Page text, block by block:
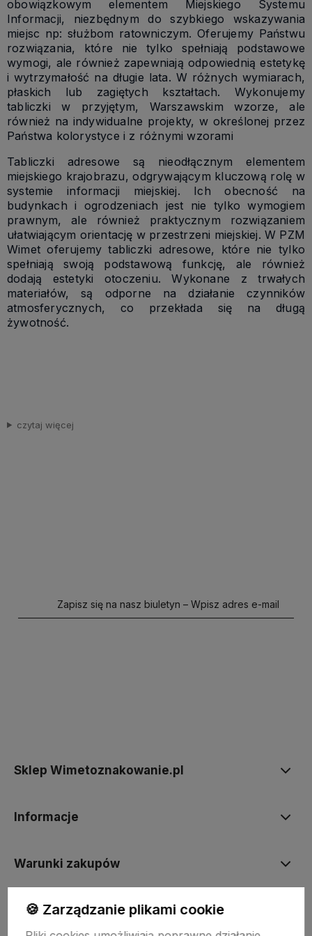
obowiązkowym elementem Miejskiego Systemu
Informacji, niezbędnym do szybkiego wskazywania
miejsc np: służbom ratowniczym. Oferujemy Państwu
rozwiązania, które nie tylko spełniają podstawowe
wymogi, ale również zapewniają odpowiednią estetykę
i wytrzymałość na długie lata. W różnych wymiarach,
płaskich lub zagiętych kształtach. Wykonujemy
tabliczki w przyjętym, Warszawskim wzorze, ale
również na indywidualne projekty, w określonej przez
Państwa kolorystyce i z różnymi wzorami
Tabliczki adresowe są nieodłącznym elementem
miejskiego krajobrazu, odgrywającym kluczową rolę w
systemie informacji miejskiej. Ich obecność na
budynkach i ogrodzeniach jest nie tylko wymogiem
prawnym, ale również praktycznym rozwiązaniem
ułatwiającym orientację w przestrzeni miejskiej. W PZM
Wimet oferujemy tabliczki adresowe, które nie tylko
spełniają swoją podstawową funkcję, ale również
dodają estetyki otoczeniu. Wykonane z trwałych
materiałów, są odporne na działanie czynników
atmosferycznych, co przekłada się na długą
żywotność.
czytaj więcej
Zapisz się na nasz biuletyn – Wpisz adres e-mail
Sklep Wimetoznakowanie.pl
Informacje
Warunki zakupów
INNE
🍪 Zarządzanie plikami cookie